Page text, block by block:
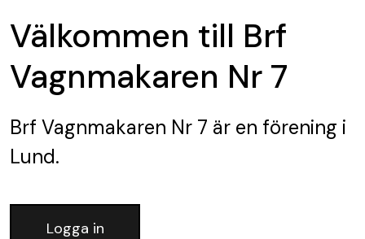
Välkommen till Brf
Vagnmakaren Nr 7
Brf Vagnmakaren Nr 7 är en förening i
Lund.
Logga in